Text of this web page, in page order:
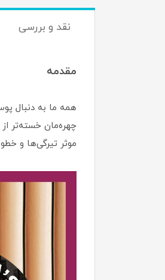
نقد و بررسی
مقدمه
همه ما به دنبال
موثر تیرگی‌ها و